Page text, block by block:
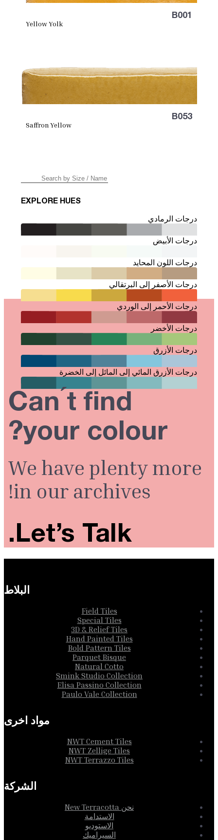
B001
Yellow Yolk
B053
Saffron Yellow
EXPLORE HUES
درجات الرمادي
درجات الأبيض
درجات اللون المحايد
درجات الأصفر إلى البرتقالي
درجات الأحمر إلى الوردي
درجات الأخضر
درجات الأزرق
درجات الأزرق المائي إلى المائل إلى الخضرة
Can ́t find
your colour?
We have plenty more
in our archives!
Let’s Talk.
البلاط
Field Tiles
Special Tiles
3D & Relief Tiles
Hand Painted Tiles
Bold Pattern Tiles
Parquet Bisque
Natural Cotto
Smink Studio Collection
Elisa Passino Collection
Paulo Vale Collection
مواد اخرى
NWT Cement Tiles
NWT Zellige Tiles
NWT Terrazzo Tiles
الشركة
نحن New Terracotta
الاستدامة
الاستوديو
السيراميك